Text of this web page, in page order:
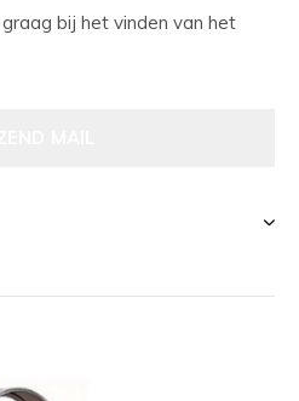
bij het vinden van het